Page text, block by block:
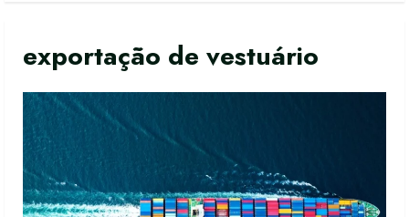
exportação de vestuário